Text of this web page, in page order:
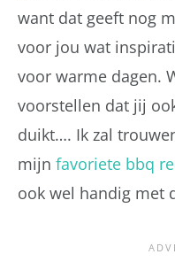
want dat geeft nog
voor jou wat
voor warme dagen.
voorstellen dat jij
duikt…. Ik zal
mijn favoriete bbq
ook wel handig met